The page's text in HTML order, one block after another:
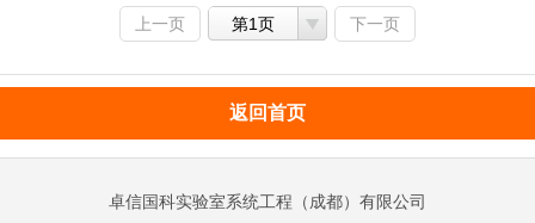
上一页 第1页 下一页
返回首页
卓信国科实验室系统工程（成都）有限公司